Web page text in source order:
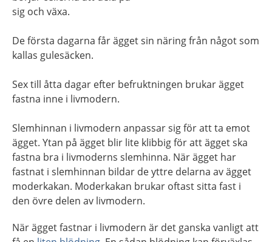
sig och växa.
De första dagarna får ägget sin näring från något som
kallas gulesäcken.
Sex till åtta dagar efter befruktningen brukar ägget
fastna inne i livmodern.
Slemhinnan i livmodern anpassar sig för att ta emot
ägget. Ytan på ägget blir lite klibbig för att ägget ska
fastna bra i livmoderns slemhinna. När ägget har
fastnat i slemhinnan bildar de yttre delarna av ägget
moderkakan. Moderkakan brukar oftast sitta fast i
den övre delen av livmodern.
När ägget fastnar i livmodern är det ganska vanligt att